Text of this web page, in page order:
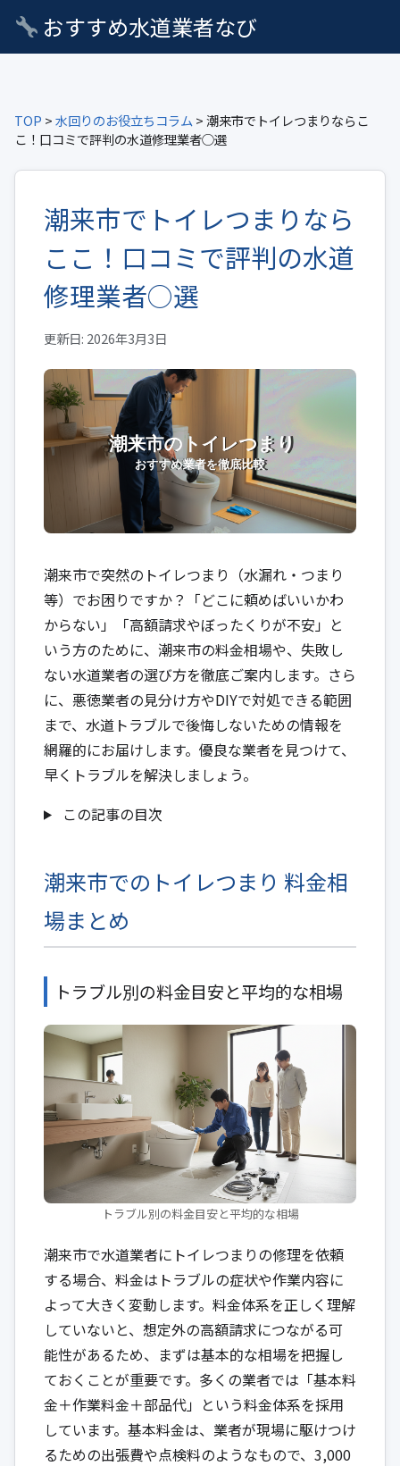
おすすめ水道業者なび
TOP >水回りのお役立ちコラム > 潮来市でトイレつまりならこ
こ！口コミで評判の水道修理業者○選
潮来市でトイレつまりなら
ここ！口コミで評判の水道
修理業者○選
更新日: 2026年3月3日
潮来市で突然のトイレつまり（水漏れ・つまり
等）でお困りですか？「どこに頼めばいいかわ
からない」「高額請求やぼったくりが不安」と
いう方のために、潮来市の料金相場や、失敗し
ない水道業者の選び方を徹底ご案内します。さら
に、悪徳業者の見分け方やDIYで対処できる範囲
まで、水道トラブルで後悔しないための情報を
網羅的にお届けします。優良な業者を見つけて、
早くトラブルを解決しましょう。
この記事の目次
潮来市でのトイレつまり 料金相
場まとめ
トラブル別の料金目安と平均的な相場
トラブル別の料金目安と平均的な相場
潮来市で水道業者にトイレつまりの修理を依頼
する場合、料金はトラブルの症状や作業内容に
よって大きく変動します。料金体系を正しく理解
していないと、想定外の高額請求につながる可
能性があるため、まずは基本的な相場を把握し
ておくことが重要です。多くの業者では「基本料
金＋作業料金＋部品代」という料金体系を採用
しています。基本料金は、業者が現場に駆けつけ
るための出張費や点検料のようなもので、3,000